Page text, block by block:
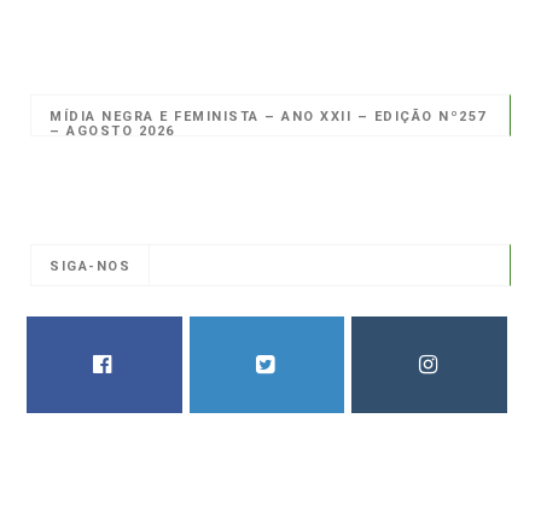
MÍDIA NEGRA E FEMINISTA – ANO XXII – EDIÇÃO Nº257
– AGOSTO 2026
SIGA-NOS